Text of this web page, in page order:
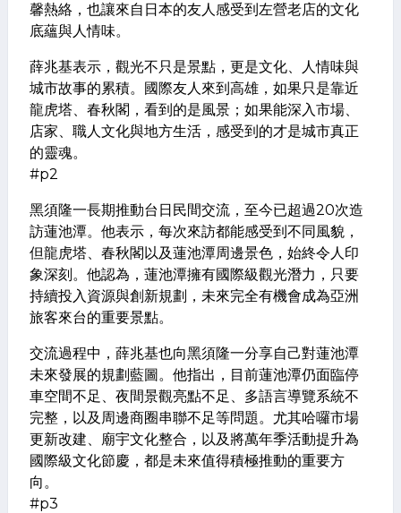
馨熱絡，也讓來自日本的友人感受到左營老店的文化
底蘊與人情味。
薛兆基表示，觀光不只是景點，更是文化、人情味與
城市故事的累積。國際友人來到高雄，如果只是靠近
龍虎塔、春秋閣，看到的是風景；如果能深入市場、
店家、職人文化與地方生活，感受到的才是城市真正
的靈魂。
#p2
黑須隆一長期推動台日民間交流，至今已超過20次造
訪蓮池潭。他表示，每次來訪都能感受到不同風貌，
但龍虎塔、春秋閣以及蓮池潭周邊景色，始終令人印
象深刻。他認為，蓮池潭擁有國際級觀光潛力，只要
持續投入資源與創新規劃，未來完全有機會成為亞洲
旅客來台的重要景點。
交流過程中，薛兆基也向黑須隆一分享自己對蓮池潭
未來發展的規劃藍圖。他指出，目前蓮池潭仍面臨停
車空間不足、夜間景觀亮點不足、多語言導覽系統不
完整，以及周邊商圈串聯不足等問題。尤其哈囉市場
更新改建、廟宇文化整合，以及將萬年季活動提升為
國際級文化節慶，都是未來值得積極推動的重要方
向。
#p3